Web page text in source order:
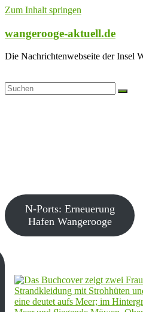
Zum Inhalt springen
wangerooge-aktuell.de
Die Nachrichtenwebseite der Insel
N-Ports: Erneuerung
Hafen Wangerooge